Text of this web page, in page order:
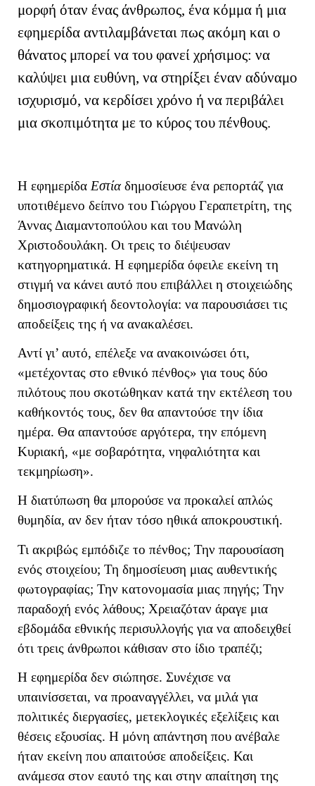
μορφή όταν ένας άνθρωπος, ένα κόμμα ή μια
εφημερίδα αντιλαμβάνεται πως ακόμη και ο
θάνατος μπορεί να του φανεί χρήσιμος: να
καλύψει μια ευθύνη, να στηρίξει έναν αδύναμο
ισχυρισμό, να κερδίσει χρόνο ή να περιβάλει
μια σκοπιμότητα με το κύρος του πένθους.
Η εφημερίδα Εστίαδημοσίευσε ένα ρεπορτάζ για
υποτιθέμενο δείπνο του Γιώργου Γεραπετρίτη, της
Άννας Διαμαντοπούλου και του Μανώλη
Χριστοδουλάκη. Οι τρεις το διέψευσαν
κατηγορηματικά. Η εφημερίδα όφειλε εκείνη τη
στιγμή να κάνει αυτό που επιβάλλει η στοιχειώδης
δημοσιογραφική δεοντολογία: να παρουσιάσει τις
αποδείξεις της ή να ανακαλέσει.
Αντί γι’ αυτό, επέλεξε να ανακοινώσει ότι,
«μετέχοντας στο εθνικό πένθος» για τους δύο
πιλότους που σκοτώθηκαν κατά την εκτέλεση του
καθήκοντός τους, δεν θα απαντούσε την ίδια
ημέρα. Θα απαντούσε αργότερα, την επόμενη
Κυριακή, «με σοβαρότητα, νηφαλιότητα και
τεκμηρίωση».
Η διατύπωση θα μπορούσε να προκαλεί απλώς
θυμηδία, αν δεν ήταν τόσο ηθικά αποκρουστική.
Τι ακριβώς εμπόδιζε το πένθος; Την παρουσίαση
ενός στοιχείου; Τη δημοσίευση μιας αυθεντικής
φωτογραφίας; Την κατονομασία μιας πηγής; Την
παραδοχή ενός λάθους; Χρειαζόταν άραγε μια
εβδομάδα εθνικής περισυλλογής για να αποδειχθεί
ότι τρεις άνθρωποι κάθισαν στο ίδιο τραπέζι;
Η εφημερίδα δεν σιώπησε. Συνέχισε να
υπαινίσσεται, να προαναγγέλλει, να μιλά για
πολιτικές διεργασίες, μετεκλογικές εξελίξεις και
θέσεις εξουσίας. Η μόνη απάντηση που ανέβαλε
ήταν εκείνη που απαιτούσε αποδείξεις. Και
ανάμεσα στον εαυτό της και στην απαίτηση της